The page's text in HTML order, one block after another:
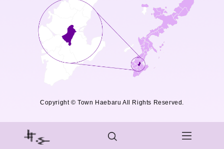
Copyright © Town Haebaru All Rights Reserved.